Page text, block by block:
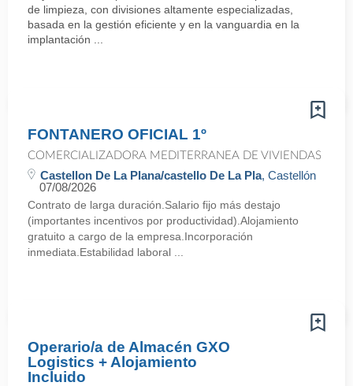
de limpieza, con divisiones altamente especializadas,
basada en la gestión eficiente y en la vanguardia en la
implantación ...
FONTANERO OFICIAL 1º
COMERCIALIZADORA MEDITERRANEA DE VIVIENDAS
Castellon De La Plana/castello De La Pla, Castellón
07/08/2026
Contrato de larga duración.Salario fijo más destajo
(importantes incentivos por productividad).Alojamiento
gratuito a cargo de la empresa.Incorporación
inmediata.Estabilidad laboral ...
Operario/a de Almacén GXO
Logistics + Alojamiento
Incluido